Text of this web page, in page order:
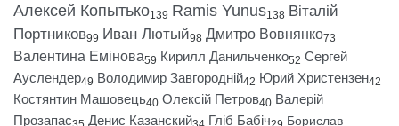
Алексей Копытько139 Ramis Yunus138 Віталій
Портников99 Иван Лютый98 Дмитро Вовнянко73
Валентина Емінова59 Кирилл Данильченко52 Сергей
Ауслендер49 Володимир Завгородній42 Юрий Христензен42
Костянтин Машовець40 Олексій Петров40 Валерій
Прозапас
Денис Казанский Гліб Бабіч
Борислав